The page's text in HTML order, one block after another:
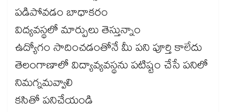
పడిపోవడం బాధాకరం
విద్యవస్థలో మార్పులు తెస్తున్నాం
ఉద్యోగం సాదించడంతోనే మీ పని పూర్తి కాలేదు
తెలంగాణాలో విద్యావ్యవస్థను పటిష్టం చేసే పనిలో
నిమగ్నమవ్వాలి
కసితో పనిచేయండి